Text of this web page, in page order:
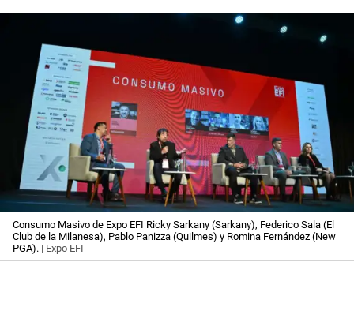
Consumo Masivo de Expo EFI Ricky Sarkany (Sarkany), Federico Sala (El
Club de la Milanesa), Pablo Panizza (Quilmes) y Romina Fernández (New
PGA). | Expo EFI